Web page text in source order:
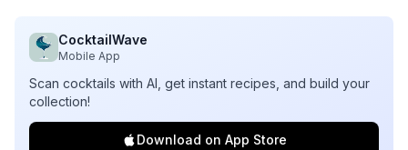
CocktailWave
Mobile App
Scan cocktails with AI, get instant recipes, and build your
collection!
Download on App Store